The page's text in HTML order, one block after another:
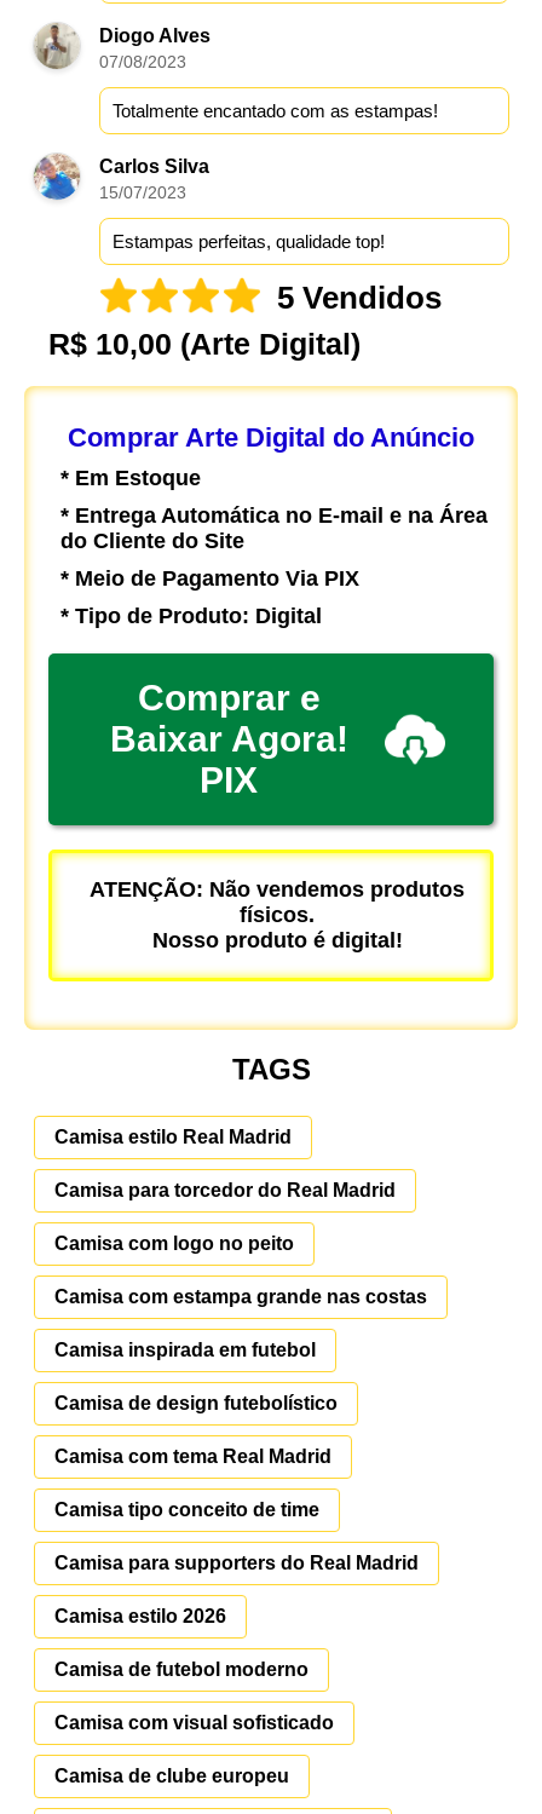
Diogo Alves
07/08/2023
Totalmente encantado com as estampas!
Carlos Silva
15/07/2023
Estampas perfeitas, qualidade top!
5 Vendidos
R$ 10,00 (Arte Digital)
Comprar Arte Digital do Anúncio
* Em Estoque
* Entrega Automática no E-mail e na Área
do Cliente do Site
* Meio de Pagamento Via PIX
* Tipo de Produto: Digital
Comprar e
Baixar Agora!
PIX
ATENÇÃO: Não vendemos produtos
físicos.
Nosso produto é digital!
TAGS
Camisa estilo Real Madrid
Camisa para torcedor do Real Madrid
Camisa com logo no peito
Camisa com estampa grande nas costas
Camisa inspirada em futebol
Camisa de design futebolístico
Camisa com tema Real Madrid
Camisa tipo conceito de time
Camisa para supporters do Real Madrid
Camisa estilo 2026
Camisa de futebol moderno
Camisa com visual sofisticado
Camisa de clube europeu